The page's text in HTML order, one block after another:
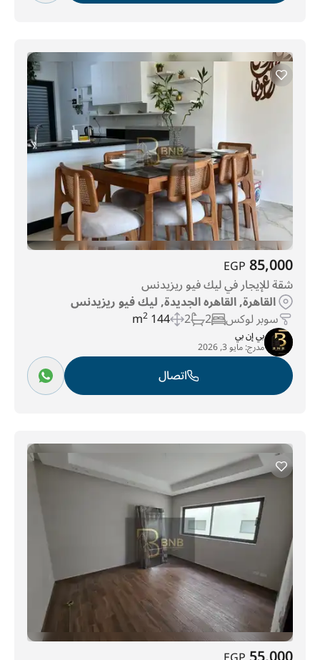
85,000
EGP
شقة للإيجار في ليك فيو ريزيدنس
القاهرة, القاهره الجديدة, ليك فيو ريزيدنس
سوبر لوكس 2
2
144 m
2
بي إن بي
مدرج:مايو 3, 2026
اتصال